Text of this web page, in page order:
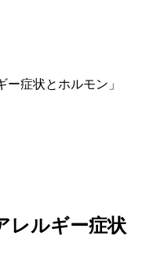
ー症状とホルモン」
レルギー症状